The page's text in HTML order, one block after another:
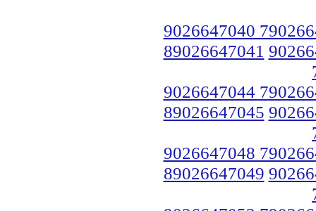
9026647040
89026647041
9026647044
89026647045
9026647048
89026647049